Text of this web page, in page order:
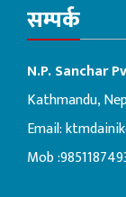
सम्पर्क
N.P. Sanchar
Kathmandu,
Email:
Mob